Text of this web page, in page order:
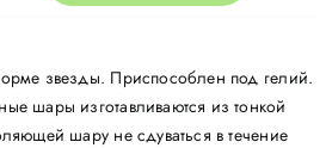
звезды. Приспособлен под гелий.
шары изготавливаются из тонкой
шару не сдуваться в течение